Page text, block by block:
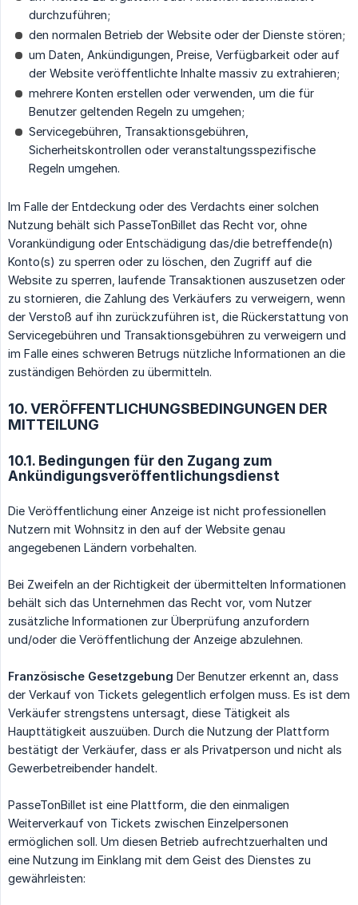
durchzuführen;
den normalen Betrieb der Website oder der Dienste stören;
um Daten, Ankündigungen, Preise, Verfügbarkeit oder auf
der Website veröffentlichte Inhalte massiv zu extrahieren;
mehrere Konten erstellen oder verwenden, um die für
Benutzer geltenden Regeln zu umgehen;
Servicegebühren, Transaktionsgebühren,
Sicherheitskontrollen oder veranstaltungsspezifische
Regeln umgehen.
Im Falle der Entdeckung oder des Verdachts einer solchen
Nutzung behält sich PasseTonBillet das Recht vor, ohne
Vorankündigung oder Entschädigung das/die betreffende(n)
Konto(s) zu sperren oder zu löschen, den Zugriff auf die
Website zu sperren, laufende Transaktionen auszusetzen oder
zu stornieren, die Zahlung des Verkäufers zu verweigern, wenn
der Verstoß auf ihn zurückzuführen ist, die Rückerstattung von
Servicegebühren und Transaktionsgebühren zu verweigern und
im Falle eines schweren Betrugs nützliche Informationen an die
zuständigen Behörden zu übermitteln.
10. VERÖFFENTLICHUNGSBEDINGUNGEN DER
MITTEILUNG
10.1. Bedingungen für den Zugang zum
Ankündigungsveröffentlichungsdienst
Die Veröffentlichung einer Anzeige ist nicht professionellen
Nutzern mit Wohnsitz in den auf der Website genau
angegebenen Ländern vorbehalten.
Bei Zweifeln an der Richtigkeit der übermittelten Informationen
behält sich das Unternehmen das Recht vor, vom Nutzer
zusätzliche Informationen zur Überprüfung anzufordern
und/oder die Veröffentlichung der Anzeige abzulehnen.
Französische Gesetzgebung Der Benutzer erkennt an, dass
der Verkauf von Tickets gelegentlich erfolgen muss. Es ist dem
Verkäufer strengstens untersagt, diese Tätigkeit als
Haupttätigkeit auszuüben. Durch die Nutzung der Plattform
bestätigt der Verkäufer, dass er als Privatperson und nicht als
Gewerbetreibender handelt.
PasseTonBillet ist eine Plattform, die den einmaligen
Weiterverkauf von Tickets zwischen Einzelpersonen
ermöglichen soll. Um diesen Betrieb aufrechtzuerhalten und
eine Nutzung im Einklang mit dem Geist des Dienstes zu
gewährleisten: